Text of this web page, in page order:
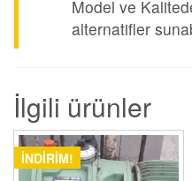
Model ve
alternatifler
İlgili ürünler
İNDIRIM!